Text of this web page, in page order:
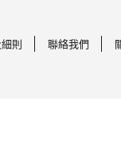
則 聯絡我們